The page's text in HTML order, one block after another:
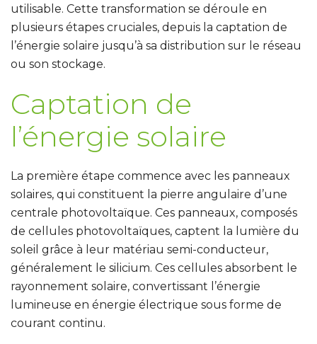
utilisable. Cette transformation se déroule en
plusieurs étapes cruciales, depuis la captation de
l’énergie solaire jusqu’à sa distribution sur le réseau
ou son stockage.
Captation de
l’énergie solaire
La première étape commence avec les panneaux
solaires, qui constituent la pierre angulaire d’une
centrale photovoltaïque. Ces panneaux, composés
de cellules photovoltaïques, captent la lumière du
soleil grâce à leur matériau semi-conducteur,
généralement le silicium. Ces cellules absorbent le
rayonnement solaire, convertissant l’énergie
lumineuse en énergie électrique sous forme de
courant continu.